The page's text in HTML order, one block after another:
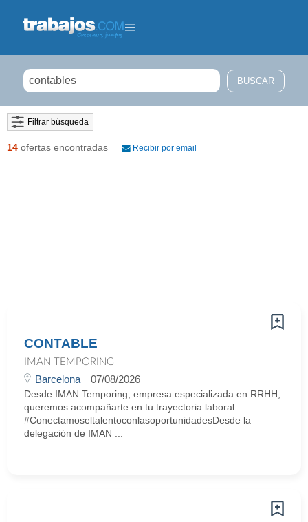
Filtrar búsqueda
14 ofertas encontradas Recibir por email
CONTABLE
IMAN TEMPORING
Barcelona 07/08/2026
Desde IMAN Temporing, empresa especializada en RRHH,
queremos acompañarte en tu trayectoria laboral.
#ConectamoseltalentoconlasoportunidadesDesde la
delegación de IMAN ...